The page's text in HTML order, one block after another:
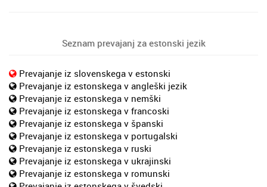
Seznam prevajanj za estonski jezik
Prevajanje iz slovenskega v estonski
Prevajanje iz estonskega v angleški jezik
Prevajanje iz estonskega v nemški
Prevajanje iz estonskega v francoski
Prevajanje iz estonskega v španski
Prevajanje iz estonskega v portugalski
Prevajanje iz estonskega v ruski
Prevajanje iz estonskega v ukrajinski
Prevajanje iz estonskega v romunski